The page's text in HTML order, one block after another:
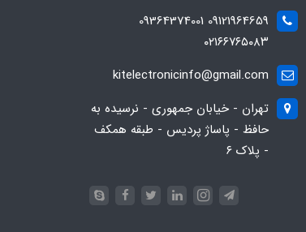
09121964659 09364374001
۰۲۱۶۶۷۶۵۰۸۳
kitelectronicinfo@gmail.com
تهران - خیابان جمهوری - نرسیده به
حافظ - پاساژ پردیس - طبقه همکف
- پلاک ۶